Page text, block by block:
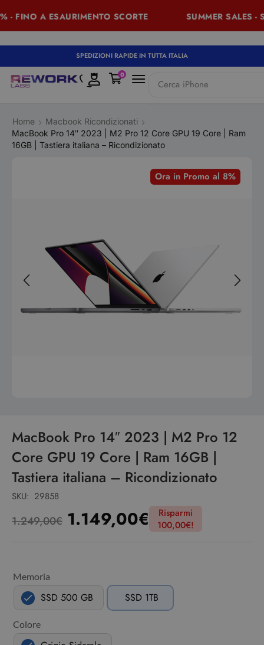
FINO A ESAURIMENTO SCORTE SUMMER SALES -
SPEDIZIONI RAPIDE IN TUTTA ITALIA
Cerca MacBook
0
Home
Macbook Ricondizionati
MacBook Pro 14″ 2023 | M2 Pro 12 Core GPU 19 Core | Ram
16GB | Tastiera italiana – Ricondizionato
Ora in Promo al 8%
MacBook Pro 14″ 2023 | M2 Pro 12
Core GPU 19 Core | Ram 16GB |
Tastiera italiana – Ricondizionato
SKU: 29858
1.249,00€ 1.149,00€
Risparmi
100,00€!
Memoria
SSD 500 GB SSD 1TB
Colore